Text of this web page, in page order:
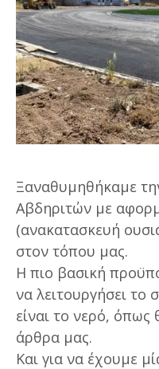
Ξαναθυμηθήκαμε
Αβδηριτών με
(ανακατασκευή
στον τόπου μας.
Η πιο βασική
να λειτουργήσει το
είναι το νερό,
άρθρα μας.
Και για να έχουμε